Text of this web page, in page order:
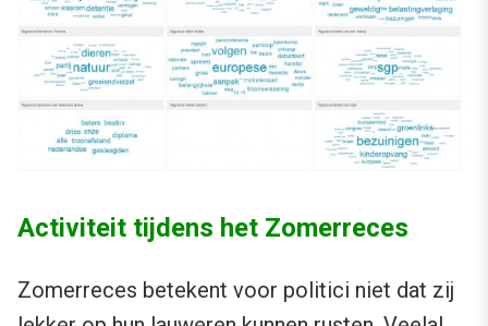
Activiteit tijdens het Zomerreces
Zomerreces betekent voor politici niet dat zij